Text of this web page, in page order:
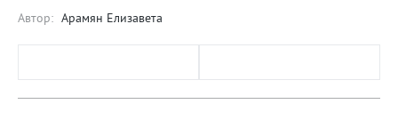
Автор: Арамян Елизавета